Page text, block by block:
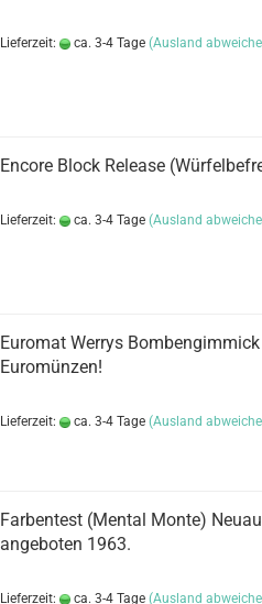
Lieferzeit: ca. 3-4 Tage (Ausland
Encore Block Release
Lieferzeit: ca. 3-4 Tage (Ausland
Euromat Werrys
Euromünzen!
Lieferzeit: ca. 3-4 Tage (Ausland
Farbentest (Mental Monte)
angeboten 1963.
Lieferzeit: ca. 3-4 Tage (Ausland